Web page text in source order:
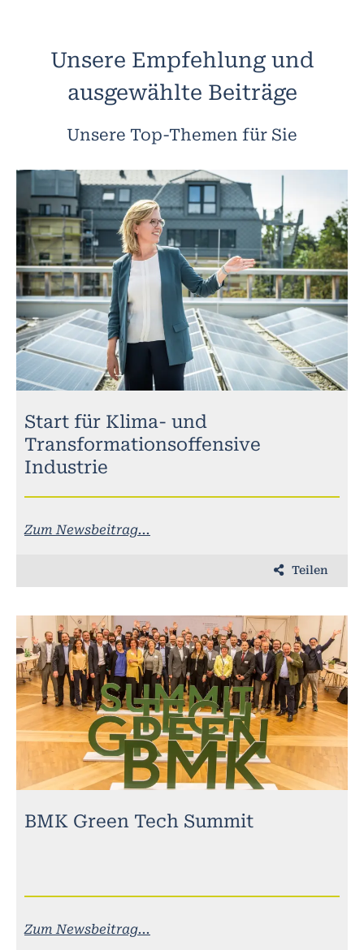
Unsere Empfehlung und
ausgewählte Beiträge
Unsere Top-Themen für Sie
Start für Klima- und
Transformationsoffensive
Industrie
Zum Newsbeitrag...
Teilen
BMK Green Tech Summit
Zum Newsbeitrag...